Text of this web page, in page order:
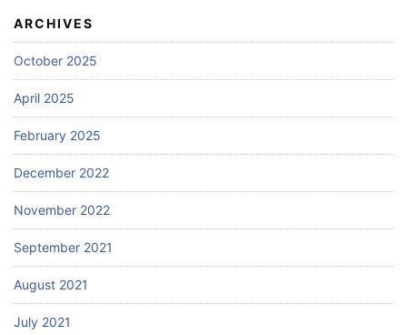
ARCHIVES
October 2025
April 2025
February 2025
December 2022
November 2022
September 2021
August 2021
July 2021